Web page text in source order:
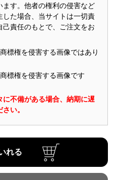
す。他者の権利の侵害など
た場合、当サイトは一切責
責任のもとで、ご注文をお
標権を侵害する画像ではあり
標権を侵害する画像です
不備がある場合、納期に遅
い。